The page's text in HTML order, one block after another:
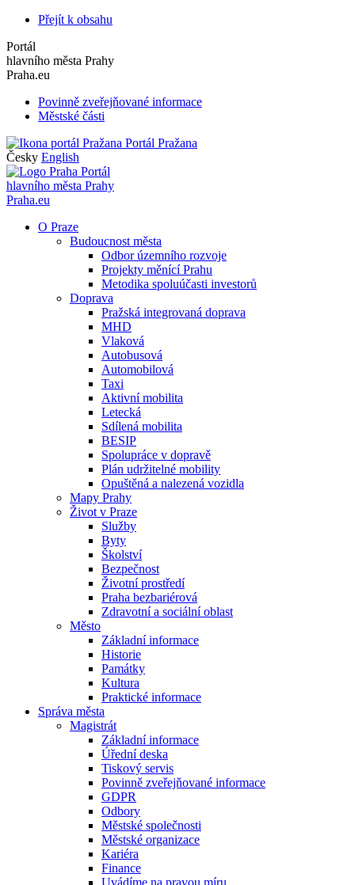
Přejít k obsahu
Portál
hlavního města Prahy
Praha.eu
Povinně zveřejňované informace
Městské části
Portál Pražana
Česky English
Portál
hlavního města Prahy
Praha.eu
O Praze
Budoucnost města
Odbor územního rozvoje
Projekty měnící Prahu
Metodika spoluúčasti investorů
Doprava
Pražská integrovaná doprava
MHD
Vlaková
Autobusová
Automobilová
Taxi
Aktivní mobilita
Letecká
Sdílená mobilita
BESIP
Spolupráce v dopravě
Plán udržitelné mobility
Opuštěná a nalezená vozidla
Mapy Prahy
Život v Praze
Služby
Byty
Školství
Bezpečnost
Životní prostředí
Praha bezbariérová
Zdravotní a sociální oblast
Město
Základní informace
Historie
Památky
Kultura
Praktické informace
Správa města
Magistrát
Základní informace
Úřední deska
Tiskový servis
Povinně zveřejňované informace
GDPR
Odbory
Městské společnosti
Městské organizace
Kariéra
Finance
Uvádíme na pravou míru